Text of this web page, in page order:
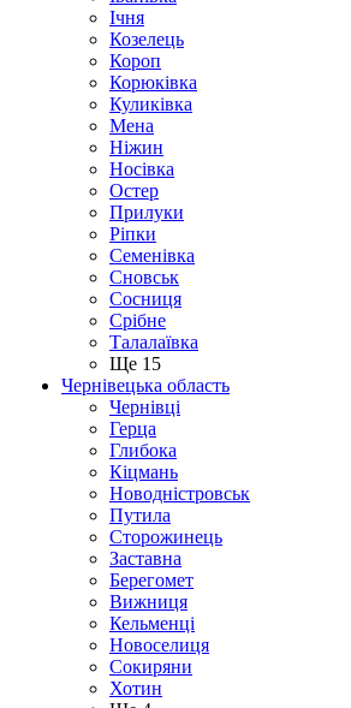
Ічня
Козелець
Короп
Корюківка
Куликівка
Мена
Ніжин
Носівка
Остер
Прилуки
Ріпки
Семенівка
Сновськ
Сосниця
Срібне
Талалаївка
Ще 15
Чернівецька область
Чернівці
Герца
Глибока
Кіцмань
Новодністровськ
Путила
Сторожинець
Заставна
Берегомет
Вижниця
Кельменці
Новоселиця
Сокиряни
Хотин